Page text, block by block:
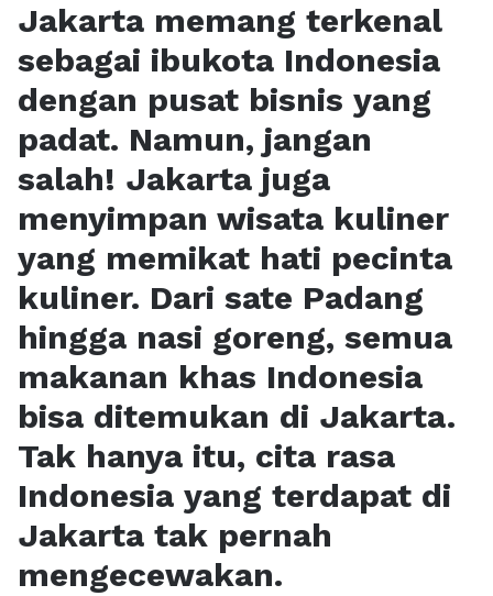
Jakarta memang terkenal
sebagai ibukota Indonesia
dengan pusat bisnis yang
padat. Namun, jangan
salah! Jakarta juga
menyimpan wisata kuliner
yang memikat hati pecinta
kuliner. Dari sate Padang
hingga nasi goreng, semua
makanan khas Indonesia
bisa ditemukan di Jakarta.
Tak hanya itu, cita rasa
Indonesia yang terdapat di
Jakarta tak pernah
mengecewakan.